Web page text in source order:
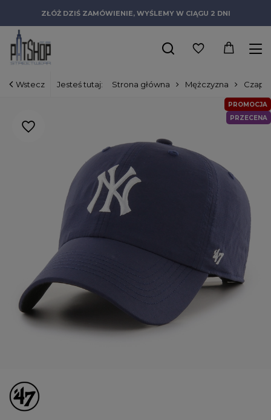
ZŁÓŻ DZIŚ ZAMÓWIENIE, WYŚLEMY W CIĄGU 2 DNI
Wstecz Jesteś tutaj: Strona główna Mężczyzna Czapki
PROMOCJA
PRZECENA